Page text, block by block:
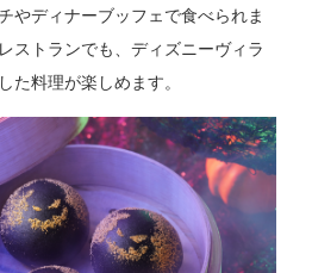
やディナーブッフェで食べられま
ストランでも、ディズニーヴィラ
た料理が楽しめます。